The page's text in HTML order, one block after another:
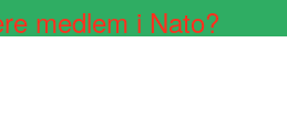
medlem i Nato?